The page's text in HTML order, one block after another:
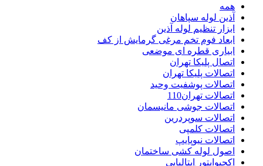
همه
آذین لوله سپاهان
ابزار تنظیم لوله آذین
ابعاد فوم تخم مرغی گرمایش از کف
ابیاری قطره ای موضعی
اتصال پلیکا تهران
اتصالات پلیکا تهران
اتصالات پوشفیت وحید
اتصالات تهران110
اتصالات جوشی مانیسمان
اتصالات سوپردرین
اتصالات کلمپی
اتصالات نیوپایپ
اصول لوله کشی ساختمان
اکچیوایتور ایتالیایی